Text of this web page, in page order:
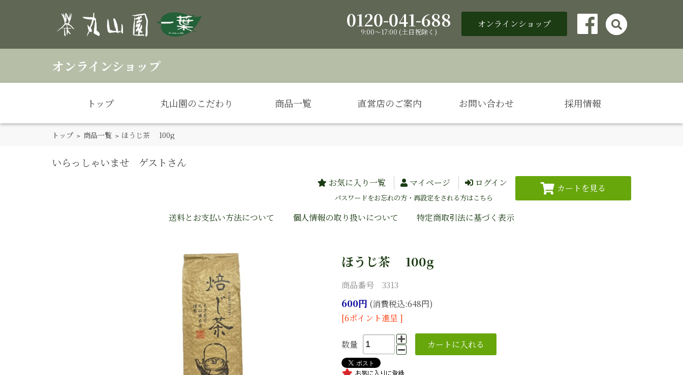
0120-041-688
9:00～17:00 (土日祝除く)
オンラインショップ

トップ 丸山園のこだわり 商品一覧 直営店のご案内 お問い合わせ 採用情報
オンラインショップ
トップ > 商品一覧 > ほうじ茶 100g
いらっしゃいませ ゲストさん
お気に入り一覧 マイページ ログイン
パスワードをお忘れの方・再設定をされる方はこちら
送料とお支払い方法について 個人情報の取り扱いについて 特定商取引法に基づく表示
ほうじ茶 100g
商品番号 3313
600円 (消費税込:648円)
[6ポイント進呈 ]
数量